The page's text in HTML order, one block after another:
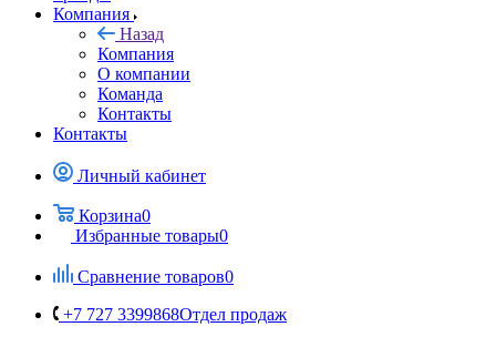
Компания
Назад
Компания
О компании
Команда
Контакты
Контакты
Личный кабинет
Корзина0
Избранные товары0
Сравнение товаров0
+7 727 3399868Отдел продаж